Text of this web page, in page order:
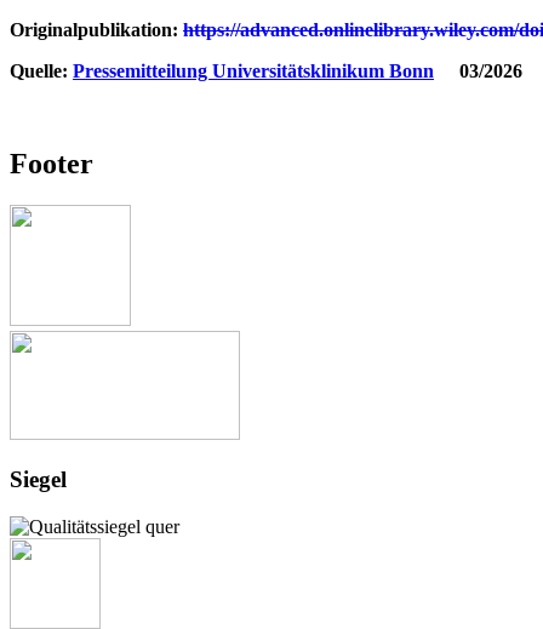
Originalpublikation: https://advanced.onlinelibrary.wiley.com/
Quelle: Pressemitteilung Universitätsklinikum Bonn 03/2026
Footer
Siegel